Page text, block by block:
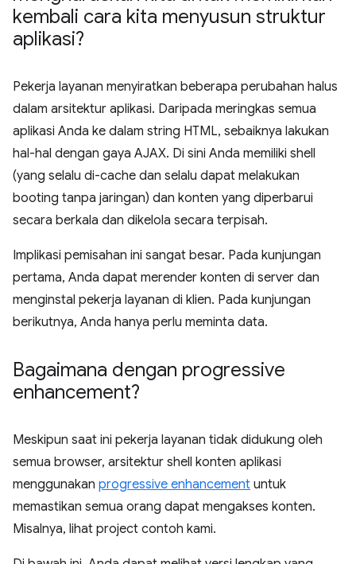
kembali cara kita menyusun struktur
aplikasi?
Pekerja layanan menyiratkan beberapa perubahan halus
dalam arsitektur aplikasi. Daripada meringkas semua
aplikasi Anda ke dalam string HTML, sebaiknya lakukan
hal-hal dengan gaya AJAX. Di sini Anda memiliki shell
(yang selalu di-cache dan selalu dapat melakukan
booting tanpa jaringan) dan konten yang diperbarui
secara berkala dan dikelola secara terpisah.
Implikasi pemisahan ini sangat besar. Pada kunjungan
pertama, Anda dapat merender konten di server dan
menginstal pekerja layanan di klien. Pada kunjungan
berikutnya, Anda hanya perlu meminta data.
Bagaimana dengan progressive
enhancement?
Meskipun saat ini pekerja layanan tidak didukung oleh
semua browser, arsitektur shell konten aplikasi
menggunakan progressive enhancement untuk
memastikan semua orang dapat mengakses konten.
Misalnya, lihat project contoh kami.